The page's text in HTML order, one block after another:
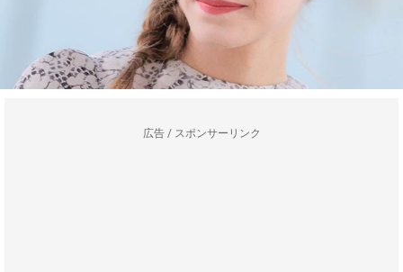
広告 / スポンサーリンク